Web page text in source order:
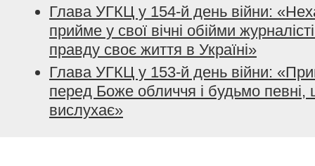
Глава УГКЦ у 154-й день війни:
прийме у свої вічні обійми
правду своє життя в Україні»
Глава УГКЦ у 153-й день війни:
перед Боже обличчя і будьмо певні,
вислухає»